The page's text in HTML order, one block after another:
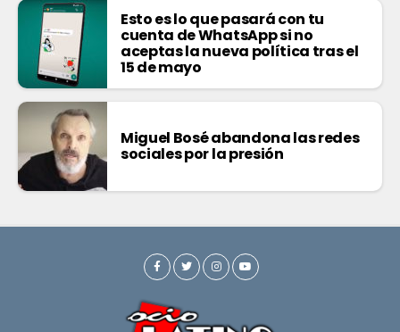
Esto es lo que pasará con tu
cuenta de WhatsApp si no
aceptas la nueva política tras el
15 de mayo
Miguel Bosé abandona las redes
sociales por la presión